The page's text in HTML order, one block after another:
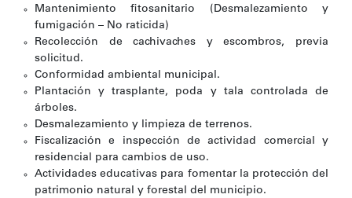
Mantenimiento fitosanitario (Desmalezamiento y
fumigación – No raticida)
Recolección de cachivaches y escombros, previa
solicitud.
Conformidad ambiental municipal.
Plantación y trasplante, poda y tala controlada de
árboles.
Desmalezamiento y limpieza de terrenos.
Fiscalización e inspección de actividad comercial y
residencial para cambios de uso.
Actividades educativas para fomentar la protección del
patrimonio natural y forestal del municipio.